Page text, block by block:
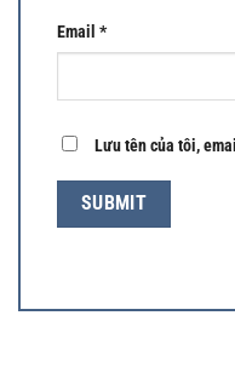
Email *
Lưu tên của tôi,